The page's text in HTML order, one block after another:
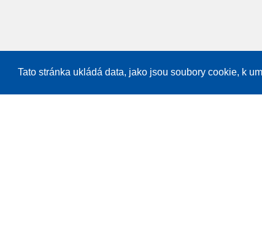
Tato stránka ukládá data, jako jsou soubory cookie, k